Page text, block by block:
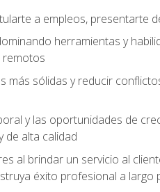
a empleos, presentarte
herramientas y
remotos
más sólidas y reducir
y las oportunidades de
de alta calidad
al brindar un servicio al
éxito profesional a largo